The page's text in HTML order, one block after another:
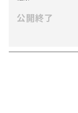
公開終了